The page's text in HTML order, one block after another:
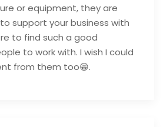
or equipment, they are
support your business with
to find such a good
to work with. I wish I could
from them too😁.